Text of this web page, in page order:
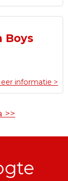
Boys
informatie >
>>